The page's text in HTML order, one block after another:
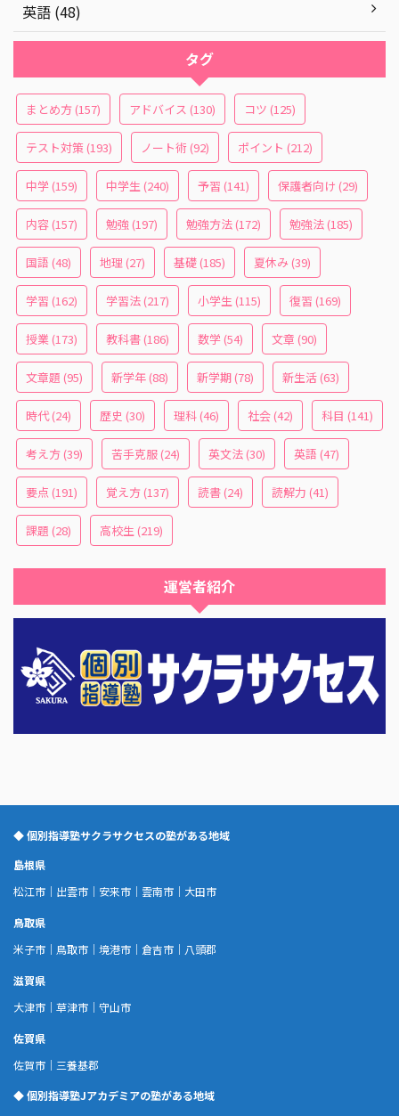
英語 (48)
タグ
まとめ方(157) アドバイス (130) コツ (125)
テスト対策(193) ノート術(92) ポイント (212)
中学(159) 中学生(240) 予習 (141) 保護者向け (29)
内容(157) 勉強(197) 勉強方法(172) 勉強法(185)
国語 (48) 地理(27) 基礎(185) 夏休み (39)
学習 (162) 学習法(217) 小学生(115) 復習 (169)
授業(173) 教科書(186) 数学(54) 文章 (90)
文章題 (95) 新学年(88) 新学期(78) 新生活(63)
時代(24) 歴史 (30) 理科(46) 社会(42) 科目 (141)
考え方(39) 苦手克服(24) 英文法(30) 英語 (47)
要点 (191) 覚え方(137) 読書(24) 読解力 (41)
課題 (28) 高校生(219)
運営者紹介
◆ 個別指導塾サクラサクセスの塾がある地域
島根県
松江市 ｜ 出雲市 ｜ 安来市 ｜ 雲南市 ｜ 大田市
鳥取県
米子市 ｜ 鳥取市 ｜ 境港市 ｜ 倉吉市 ｜ 八頭郡
滋賀県
大津市 ｜ 草津市 ｜ 守山市
佐賀県
佐賀市 ｜ 三養基郡
◆ 個別指導塾Jアカデミアの塾がある地域